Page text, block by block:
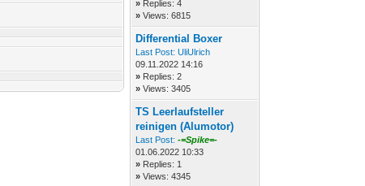
» Replies: 4
»Views: 6815
Differential Boxer
Last Post: UliUlrich
09.11.2022 14:16
» Replies: 2
»Views: 3405
TS Leerlaufsteller
reinigen (Alumotor)
Last Post: -=Spike=-
01.06.2022 10:33
» Replies: 1
»Views: 4345